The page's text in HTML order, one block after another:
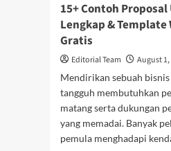
15+ Contoh Proposal
Lengkap & Template
Gratis
Editorial Team
August 1,
Mendirikan sebuah bisnis
tangguh membutuhkan
matang serta dukungan
yang memadai. Banyak
pemula menghadapi